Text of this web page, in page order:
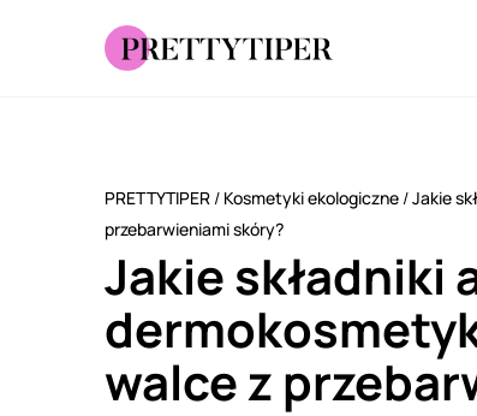
PRETTYTIPER / Kosmetyki ekologiczne /Jakie
przebarwieniami skóry?
Jakie składniki
walce z